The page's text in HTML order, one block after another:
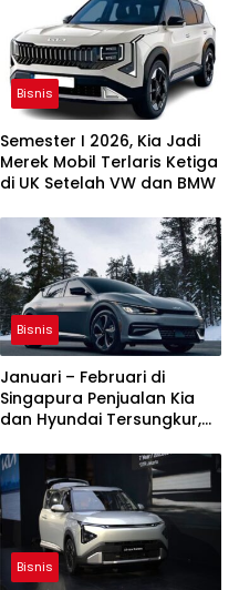
Bisnis
Semester I 2026, Kia Jadi
Merek Mobil Terlaris Ketiga
di UK Setelah VW dan BMW
Bisnis
Januari – Februari di
Singapura Penjualan Kia
dan Hyundai Tersungkur,
Bisnis